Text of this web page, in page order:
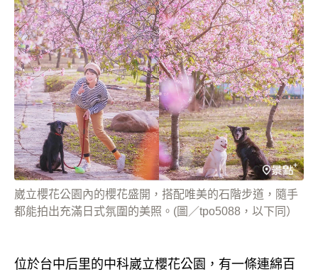
崴立櫻花公園內的櫻花盛開，搭配唯美的石階步道，隨手
都能拍出充滿日式氛圍的美照。(圖／tpo5088，以下同）
位於台中后里的中科崴立櫻花公園，有一條連綿百